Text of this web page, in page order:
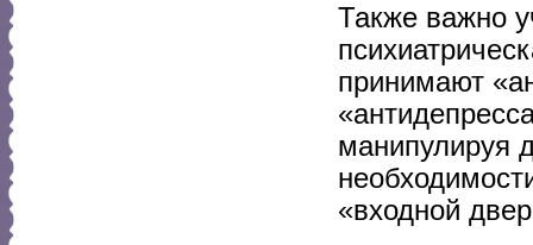
Также важно
принимают
манипулируя
«входной